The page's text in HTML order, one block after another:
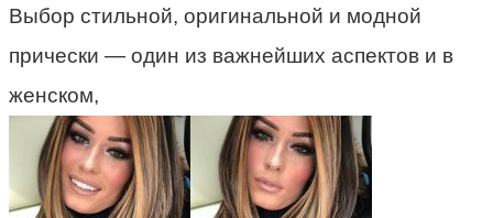
Выбор стильной, оригинальной и модной
прически — один из важнейших аспектов и в
женском,